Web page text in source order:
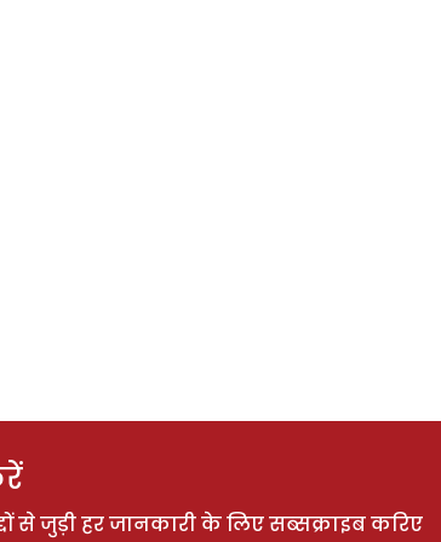
से जुड़ी हर जानकारी के लिए सब्सक्राइब करिए